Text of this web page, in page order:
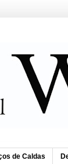
de Caldas